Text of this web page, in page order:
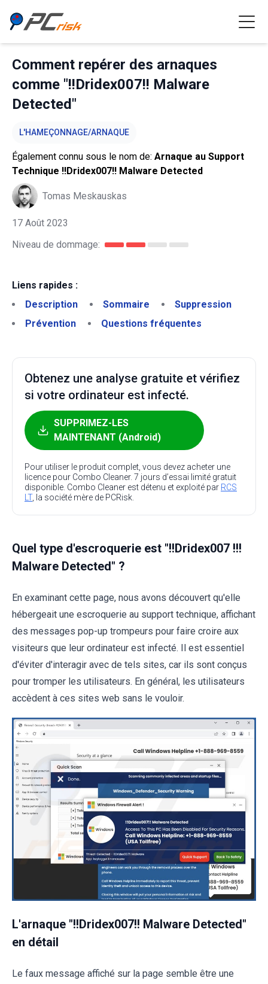
Comment repérer des arnaques
comme "!!Dridex007!! Malware
Detected"
L'HAMEÇONNAGE/ARNAQUE
Également connu sous le nom de: Arnaque au Support
Technique !!Dridex007!! Malware Detected
Tomas Meskauskas
17 Août 2023
Niveau de dommage:
Liens rapides :
Description
Sommaire
Suppression
Prévention
Questions fréquentes
Obtenez une analyse gratuite et vérifiez
si votre ordinateur est infecté.
SUPPRIMEZ-LES
MAINTENANT (Android)
Pour utiliser le produit complet, vous devez acheter une
licence pour Combo Cleaner. 7 jours d’essai limité gratuit
disponible. Combo Cleaner est détenu et exploité par RCS
LT, la société mère de PCRisk.
Quel type d'escroquerie est "!!Dridex007 !!!
Malware Detected" ?
En examinant cette page, nous avons découvert qu'elle
hébergeait une escroquerie au support technique, affichant
des messages pop-up trompeurs pour faire croire aux
visiteurs que leur ordinateur est infecté. Il est essentiel
d'éviter d'interagir avec de tels sites, car ils sont conçus
pour tromper les utilisateurs. En général, les utilisateurs
accèdent à ces sites web sans le vouloir.
L'arnaque "!!Dridex007!! Malware Detected"
en détail
Le faux message affiché sur la page semble être une